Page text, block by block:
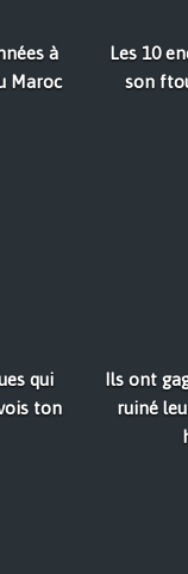
à
Maroc
Les 10
son
qui
ton
Ils ont
ruiné